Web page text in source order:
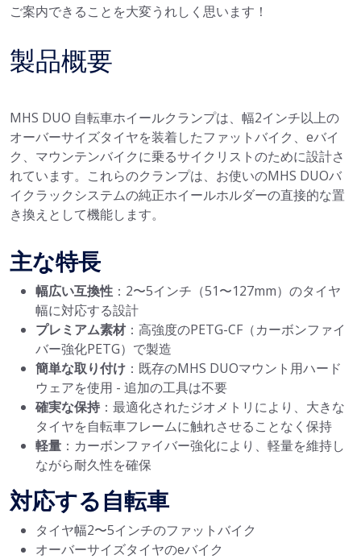
ご案内できることを大変うれしく思います！
製品概要
MHS DUO 自転車ホイールクランプは、幅2インチ以上の
オーバーサイズタイヤを装着したファットバイク、eバイ
ク、マウンテンバイクに乗るサイクリストのために設計さ
れています。これらのクランプは、お使いのMHS DUOバ
イクラックシステムの純正ホイールホルダーの直接的な置
き換えとして機能します。
主な特長
幅広い互換性 ：2〜5インチ（51〜127mm）のタイヤ
幅に対応する設計
プレミアム素材：高強度のPETG-CF（カーボンファイ
バー強化PETG）で製造
簡単な取り付け ：既存のMHS DUOマウント用ハード
ウェアを使用 - 追加の工具は不要
確実な保持 ：最適化されたジオメトリにより、大きな
タイヤを自転車フレームに触れさせることなく保持
軽量 ：カーボンファイバー強化により、軽量を維持し
ながら耐久性を確保
対応する自転車
タイヤ幅2〜5インチのファットバイク
オーバーサイズタイヤのeバイク